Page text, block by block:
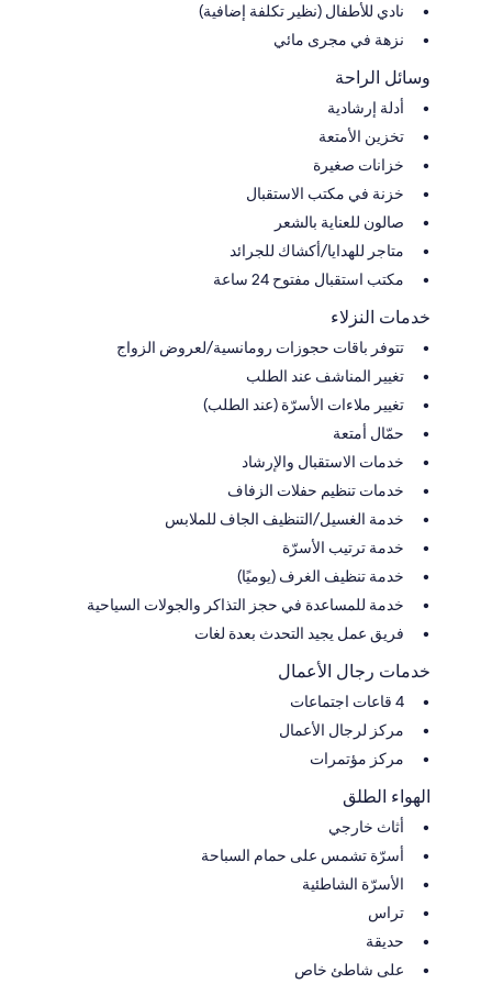
نادي للأطفال (نظير تكلفة إضافية)
نزهة في مجرى مائي
وسائل الراحة
أدلة إرشادية
تخزين الأمتعة
خزانات صغيرة
خزنة في مكتب الاستقبال
صالون للعناية بالشعر
متاجر للهدايا/أكشاك للجرائد
مكتب استقبال مفتوح 24 ساعة
خدمات النزلاء
تتوفر باقات حجوزات رومانسية/لعروض الزواج
تغيير المناشف عند الطلب
تغيير ملاءات الأسرّة (عند الطلب)
حمّال أمتعة
خدمات الاستقبال والإرشاد
خدمات تنظيم حفلات الزفاف
خدمة الغسيل/التنظيف الجاف للملابس
خدمة ترتيب الأسرّة
خدمة تنظيف الغرف (يوميًا)
خدمة للمساعدة في حجز التذاكر والجولات السياحية
فريق عمل يجيد التحدث بعدة لغات
خدمات رجال الأعمال
4 قاعات اجتماعات
مركز لرجال الأعمال
مركز مؤتمرات
الهواء الطلق
أثاث خارجي
أسرّة تشمس على حمام السباحة
الأسرّة الشاطئية
تراس
حديقة
على شاطئ خاص